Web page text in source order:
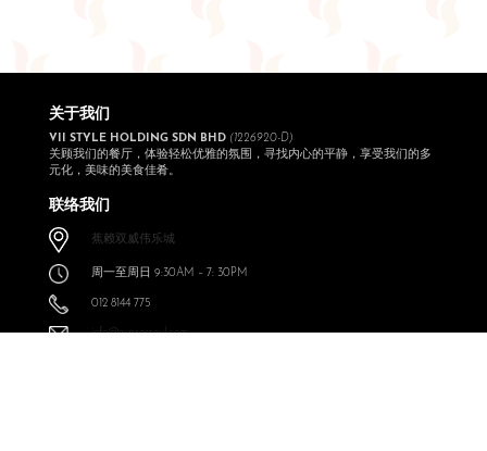
关于我们
VII STYLE HOLDING SDN BHD (1226920-D)
关顾我们的餐厅，体验轻松优雅的氛围，寻找内心的平静，享受我们的多
元化，美味的美食佳肴。
联络我们
蕉赖双威伟乐城
周一至周日 9:30AM – 7: 30PM
012 8144 775
info@expressoul.com